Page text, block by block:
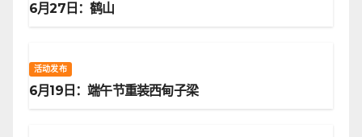
6月27日：鹤山
活动发布
6月19日：端午节重装西甸子梁